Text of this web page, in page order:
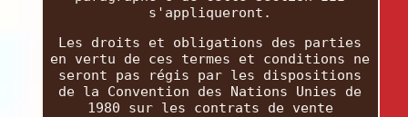
s'appliqueront.
Les droits et obligations des parties
en vertu de ces termes et conditions ne
seront pas régis par les dispositions
de la Convention des Nations Unies de
1980 sur les contrats de vente